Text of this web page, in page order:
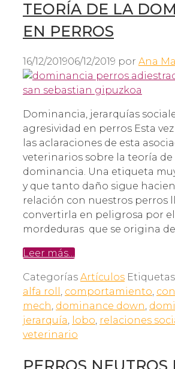
TEORÍA DE LA
EN PERROS
16/12/201906/12/2019 por Ana
Dominancia, jerarquías
agresividad en perros Esta
las aclaraciones de esta
veterinarios sobre la teoría de
dominancia. Una etiqueta
y que tanto daño sigue
relación con nuestros perros
convertirla en peligrosa por
mordeduras que se origina
Leer más…
Categorías Artículos Etiquetas
alfa roll , comportamiento,
mech, dominance down,
jerarquía, lobo, relaciones
veterinario